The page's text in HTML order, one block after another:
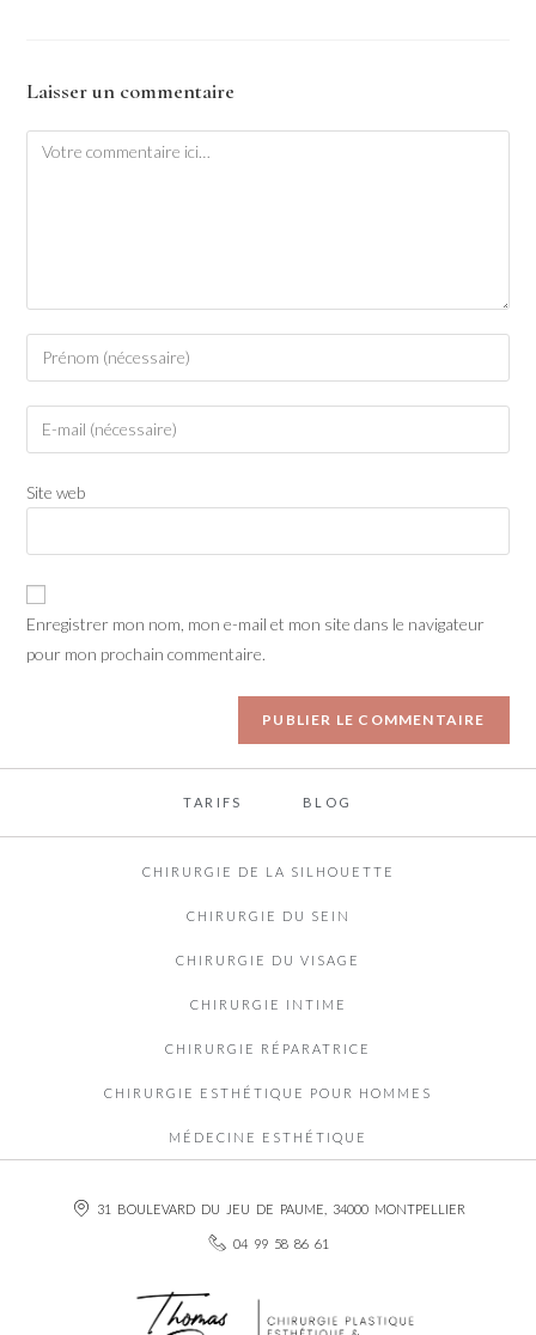
Laisser un commentaire
Site web
Enregistrer mon nom, mon e-mail et mon site dans le navigateur
pour mon prochain commentaire.
TARIFS BLOG
CHIRURGIE DE LA SILHOUETTE
CHIRURGIE DU SEIN
CHIRURGIE DU VISAGE
CHIRURGIE INTIME
CHIRURGIE RÉPARATRICE
CHIRURGIE ESTHÉTIQUE POUR HOMMES
MÉDECINE ESTHÉTIQUE
31 BOULEVARD DU JEU DE PAUME, 34000 MONTPELLIER
04 99 58 86 61